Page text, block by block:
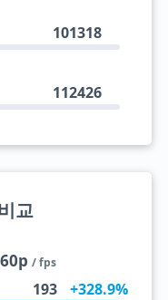
101318
112426
교
/ fps
193 +328.9%